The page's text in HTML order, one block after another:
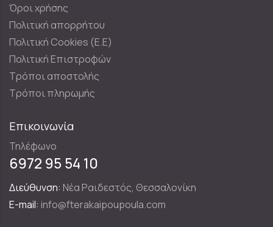
Όροι χρήσης
Πολιτική απορρήτου
Πολιτική Cookies (E.E)
Πολιτική Επιστροφών
Τρόποι αποστολής
Τρόποι πληρωμής
Επικοινωνία
Τηλέφωνο
6972 95 54 10
Διεύθυνση: Νέα Ραιδεστός, Θεσσαλονίκη
E-mail: info@fterakaipoupoula.com